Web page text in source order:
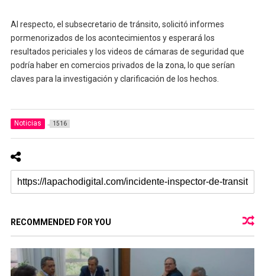
Al respecto, el subsecretario de tránsito, solicitó informes
pormenorizados de los acontecimientos y esperará los
resultados periciales y los videos de cámaras de seguridad que
podría haber en comercios privados de la zona, lo que serían
claves para la investigación y clarificación de los hechos.
Noticias 1516
RECOMMENDED FOR YOU